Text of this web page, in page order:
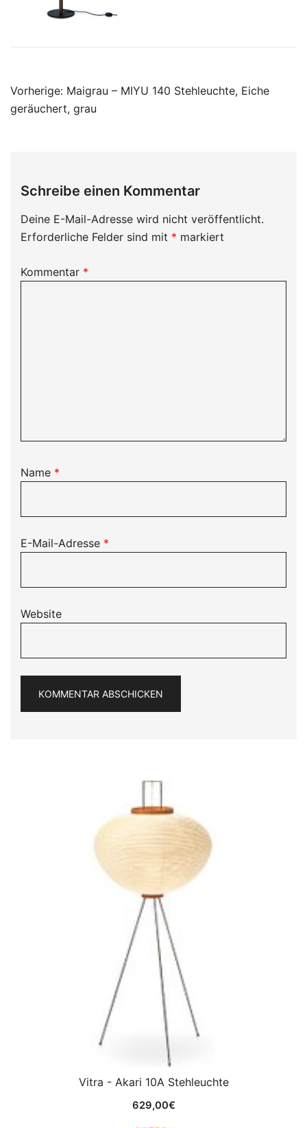
Beitragsnavigation
Vorherige: Maigrau – MIYU 140 Stehleuchte, Eiche
geräuchert, grau
Schreibe einen Kommentar
Deine E-Mail-Adresse wird nicht veröffentlicht.
Erforderliche Felder sind mit * markiert
Kommentar *
Name *
E-Mail-Adresse *
Website
Vitra - Akari 10A Stehleuchte
629,00€